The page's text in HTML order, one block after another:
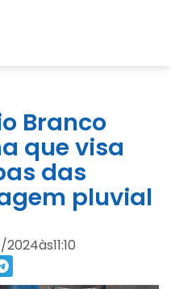
Branco
que visa
das
pluvial
2024às11:10